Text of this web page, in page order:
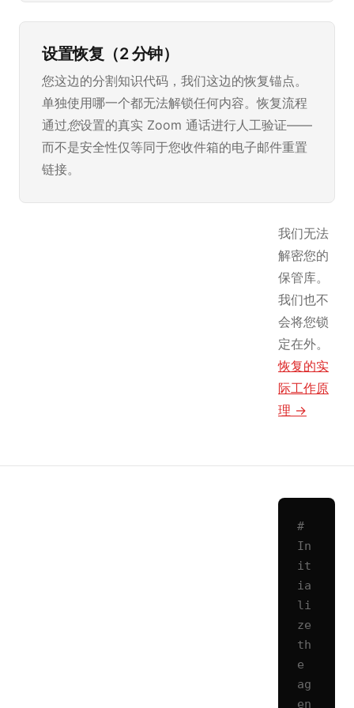
设置恢复（2 分钟）
您这边的分割知识代码，我们这边的恢复锚点。
单独使用哪一个都无法解锁任何内容。恢复流程
通过您设置的真实 Zoom 通话进行人工验证——
而不是安全性仅等同于您收件箱的电子邮件重置
链接。
我们无法
解密您的
保管库。
我们也不
会将您锁
定在外。
恢复的实
际工作原
理 →
#
In
it
ia
li
ze
th
e
ag
en